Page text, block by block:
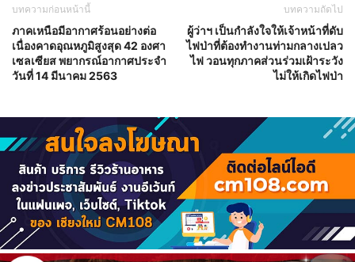
บทความก่อนหน้านี้
ภาคเหนือมีอากาศร้อนอย่างต่อ
เนื่องคาดอุณหภูมิสูงสุด 42 องศา
เซลเซียส พยากรณ์อากาศประจำ
วันที่ 14 มีนาคม 2563
บทความถัดไป
ผู้ว่าฯ เป็นกำลังใจให้เจ้าหน้าที่ดับ
ไฟป่าที่ต้องทำงานท่ามกลางเปลว
ไฟ วอนทุกภาคส่วนร่วมเฝ้าระวัง
ไม่ให้เกิดไฟป่า